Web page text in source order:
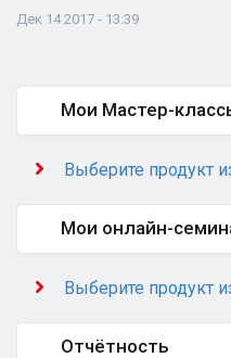
Дек 14 2017 - 13:39
Мои Мастер-
Выберите продукт
Мои онлайн-
Выберите продукт
Отчётность